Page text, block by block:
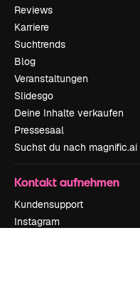
Reviews
Karriere
Suchtrends
Blog
Veranstaltungen
Slidesgo
Deine Inhalte verkaufen
Pressesaal
Suchst du nach magnific.ai
Kontakt aufnehmen
Kundensupport
Instagram